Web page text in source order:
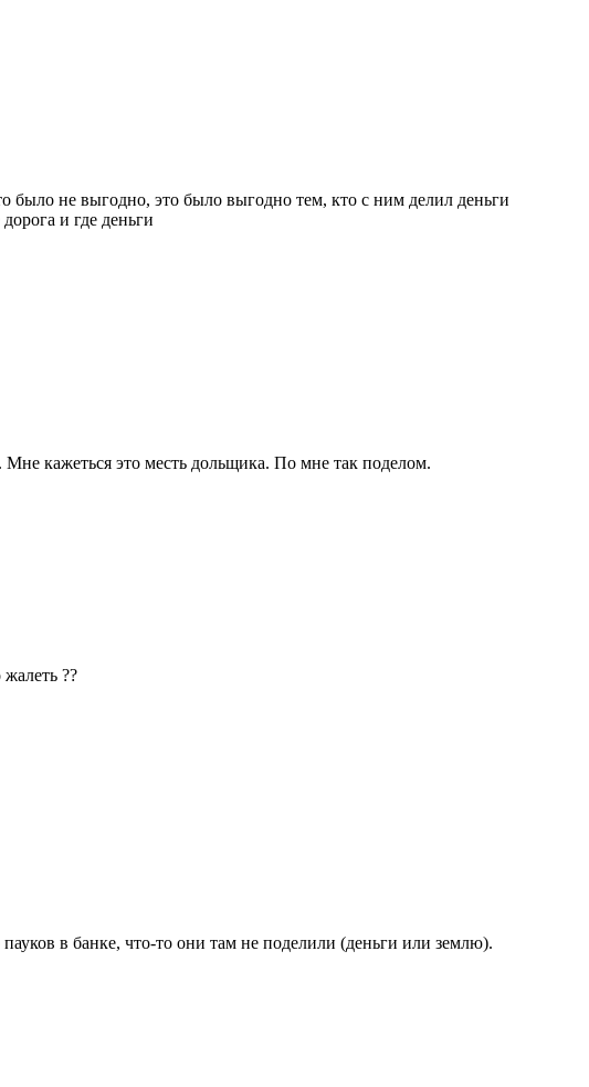
не выгодно, это было выгодно тем, кто с ним делил деньги
и где деньги
кажеться это месть дольщика. По мне так поделом.
??
в банке, что-то они там не поделили (деньги или землю).